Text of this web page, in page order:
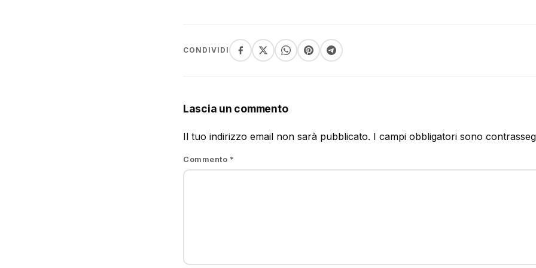
CONDIVIDI
Lascia un commento
Il tuo indirizzo email non sarà pubblicato. I campi obbligatori sono
Commento *